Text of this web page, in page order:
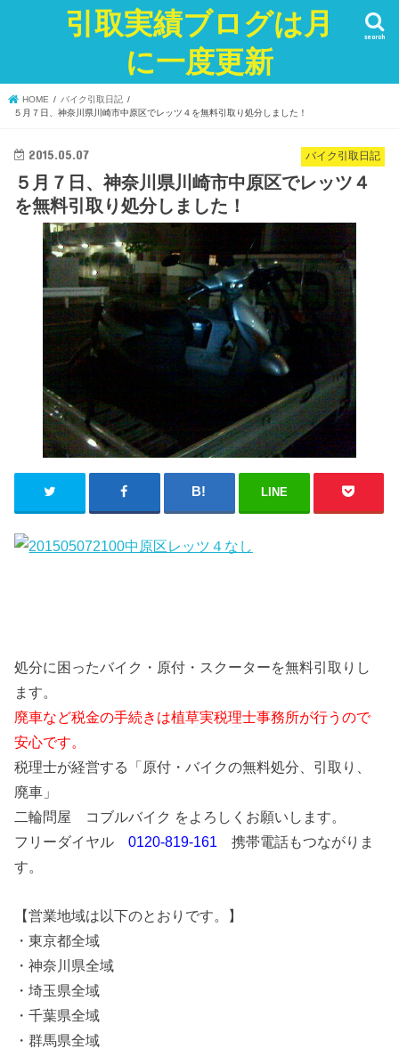
引取実績ブログは月
に一度更新
search
HOME
バイク引取日記
５月７日、神奈川県川崎市中原区でレッツ４を無料引取り処分しました！
バイク引取日記
2015.05.07
５月７日、神奈川県川崎市中原区でレッツ４
を無料引取り処分しました！
LINE
処分に困ったバイク・原付・スクーターを無料引取りし
ます。
廃車など税金の手続きは植草実税理士事務所が行うので
安心です。
税理士が経営する「原付・バイクの無料処分、引取り、
廃車」
二輪問屋 コブルバイク をよろしくお願いします。
フリーダイヤル0120-819-161 携帯電話もつながりま
す。
【営業地域は以下のとおりです。】
・東京都全域
・神奈川県全域
・埼玉県全域
・千葉県全域
・群馬県全域